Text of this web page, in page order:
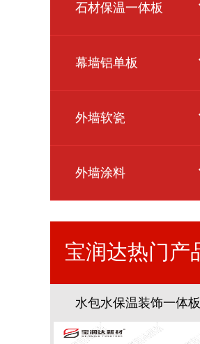
石材保温一体板
幕墙铝单板
外墙软瓷
外墙涂料
宝润达热门产
水包水保温装饰一体板